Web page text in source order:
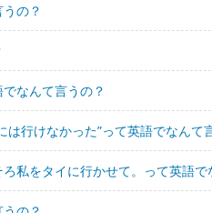
の？
なんて言うの？
行けなかった”って英語でなんて
私をタイに行かせて。って英語で